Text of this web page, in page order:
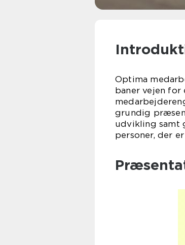
Optima
baner vejen
grundig
udvikling samt
personer, der